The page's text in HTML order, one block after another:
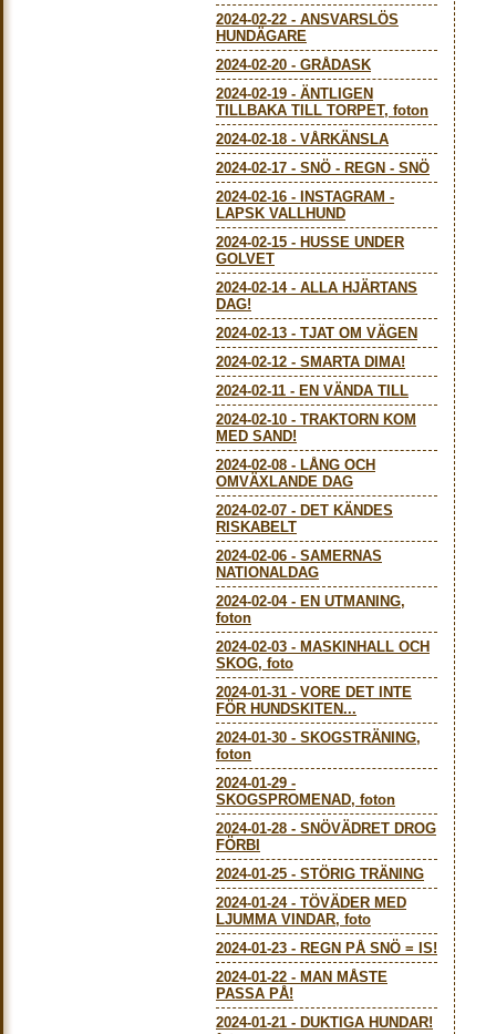
2024-02-22 - ANSVARSLÖS
HUNDÄGARE
2024-02-20 - GRÅDASK
2024-02-19 - ÄNTLIGEN
TILLBAKA TILL TORPET, foton
2024-02-18 - VÅRKÄNSLA
2024-02-17 - SNÖ - REGN - SNÖ
2024-02-16 -
INSTAGRAM -
LAPSK VALLHUND
2024-02-15 - HUSSE UNDER
GOLVET
2024-02-14- ALLA HJÄRTANS
DAG!
2024-02-13 - TJAT OM VÄGEN
2024-02-12 - SMARTA DIMA!
2024-02-11 - EN VÄNDA TILL
2024-02-10 - TRAKTORN KOM
MED SAND!
2024-02-08 - LÅNG OCH
OMVÄXLANDE DAG
2024-02-07 - DET KÄNDES
RISKABELT
2024-02-06 - SAMERNAS
NATIONALDAG
2024-02-04- EN UTMANING,
foton
2024-02-03 - MASKINHALL OCH
SKOG, foto
2024-01-31 - VORE DET INTE
FÖR HUNDSKITEN...
2024-01-30 - SKOGSTRÄNING,
foton
2024-01-29 -
SKOGSPROMENAD, foton
2024-01-28 - SNÖVÄDRET DROG
FÖRBI
2024-01-25 - STÖRIG TRÄNING
2024-01-24- TÖVÄDER MED
LJUMMA VINDAR, foto
2024-01-23 - REGN PÅ SNÖ = IS!
2024-01-22 - MAN MÅSTE
PASSA PÅ!
2024-01-21 - DUKTIGA HUNDAR!